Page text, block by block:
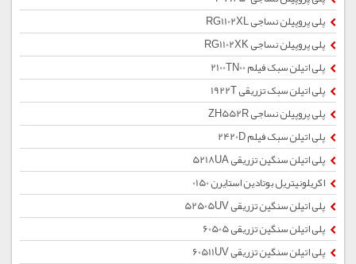
پلی پروپیلن نساجی RG1102XL
پلی پروپیلن نساجی RG1102XK
پلی اتیلن سبک فیلم 2100TN00
پلی اتیلن سبک تزریقی 1922T
پلی پروپیلن نساجی ZH552R
پلی اتیلن سبک فیلم 2420D
پلی اتیلن سنگین تزریقی 5218UA
اکریلونیتریل بوتادین استایرن 0150
پلی اتیلن سنگین تزریقی 52505UV
پلی اتیلن سنگین تزریقی 60505
پلی اتیلن سنگین تزریقی 60511UV